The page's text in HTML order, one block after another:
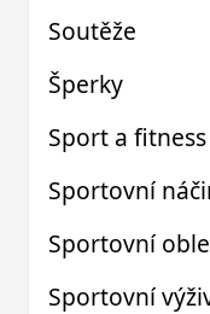
Soutěže
Šperky
Sport a fitness
Sportovní
Sportovní
Sportovní